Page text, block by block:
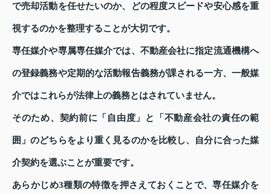
で売却活動を任せたいのか、どの程度スピードや安心感を重
視するのかを整理することが大切です。
専任媒介や専属専任媒介では、不動産会社に指定流通機構へ
の登録義務や定期的な活動報告義務が課される一方、一般媒
介ではこれらが法律上の義務とはされていません。
そのため、契約前に「自由度」と「不動産会社の責任の範
囲」のどちらをより重く見るのかを比較し、自分に合った媒
介契約を選ぶことが重要です。
あらかじめ3種類の特徴を押さえておくことで、専任媒介を